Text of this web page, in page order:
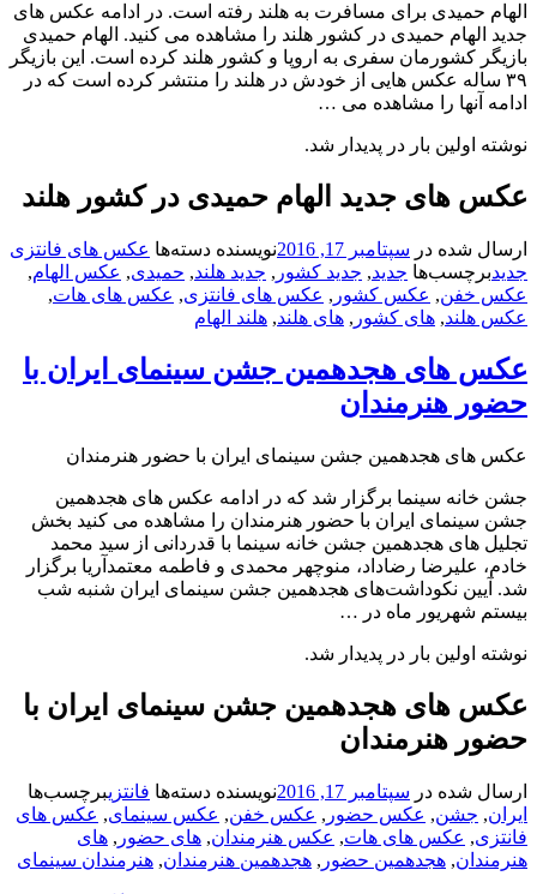
برای مسافرت به هلند رفته است. در ادامه عکس های
حمیدی در کشور هلند را مشاهده می کنید. الهام حمیدی
کشورمان سفری به اروپا و کشور هلند کرده است. این بازیگر
عکس هایی از خودش در هلند را منتشر کرده است که در
را مشاهده می …
بار در پدیدار شد.
جدید الهام حمیدی در کشور هلند
شده درسپتامبر 17, 2016 نویسندهدسته‌هاعکس های فانتزی
جدید,جدید کشور, جدید هلند,حمیدی ,عکس الهام,
, عکس کشور , عکس های فانتزی,عکس های هات,
,های کشور, های هلند,هلند الهام
هجدهمین جشن سینمای ایران با
هنرمندان
هجدهمین جشن سینمای ایران با حضور هنرمندان
سینما برگزار شد که در ادامه عکس های هجدهمین
ایران با حضور هنرمندان را مشاهده می کنید بخش
هجدهمین جشن خانه سینما با قدردانی از سید محمد
رضاداد، منوچهر محمدی و فاطمه معتمدآریا برگزار
نکوداشت‌های هجدهمین جشن سینمای ایران شنبه شب
ماه در …
بار در پدیدار شد.
هجدهمین جشن سینمای ایران با
هنرمندان
شده درسپتامبر 17, 2016 نویسندهدسته‌هافانتزیبرچسب‌ها
جشن,عکس حضور , عکس خفن, عکس سینمای ,عکس های
,عکس های هات,عکس هنرمندان, های حضور, های
, هجدهمین حضور, هجدهمین هنرمندان, هنرمندان سینمای